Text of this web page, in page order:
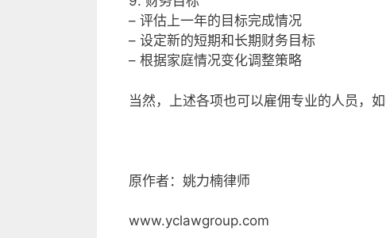
– 评估上一年的目标完成情况
– 设定新的短期和长期财务目标
– 根据家庭情况变化调整策略
当然，上述各项也可以雇佣专业的人员，
原作者：姚力楠律师
www.yclawgroup.com